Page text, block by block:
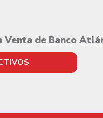
Venta de Banco